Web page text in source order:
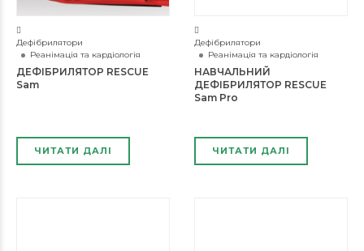
Дефібрилятори
Реанімація та кардіологія
ДЕФІБРИЛЯТОР RESCUE
Sam
ЧИТАТИ ДАЛІ
Дефібрилятори
Реанімація та кардіологія
НАВЧАЛЬНИЙ
ДЕФІБРИЛЯТОР RESCUE
Sam Pro
ЧИТАТИ ДАЛІ